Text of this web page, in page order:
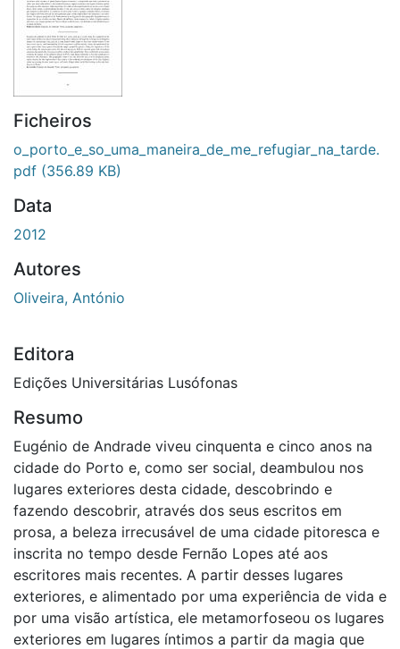
Ficheiros
o_porto_e_so_uma_maneira_de_me_refugiar_na_tarde.
pdf (356.89 KB)
Data
2012
Autores
Oliveira, António
Editora
Edições Universitárias Lusófonas
Resumo
Eugénio de Andrade viveu cinquenta e cinco anos na
cidade do Porto e, como ser social, deambulou nos
lugares exteriores desta cidade, descobrindo e
fazendo descobrir, através dos seus escritos em
prosa, a beleza irrecusável de uma cidade pitoresca e
inscrita no tempo desde Fernão Lopes até aos
escritores mais recentes. A partir desses lugares
exteriores, e alimentado por uma experiência de vida e
por uma visão artística, ele metamorfoseou os lugares
exteriores em lugares íntimos a partir da magia que